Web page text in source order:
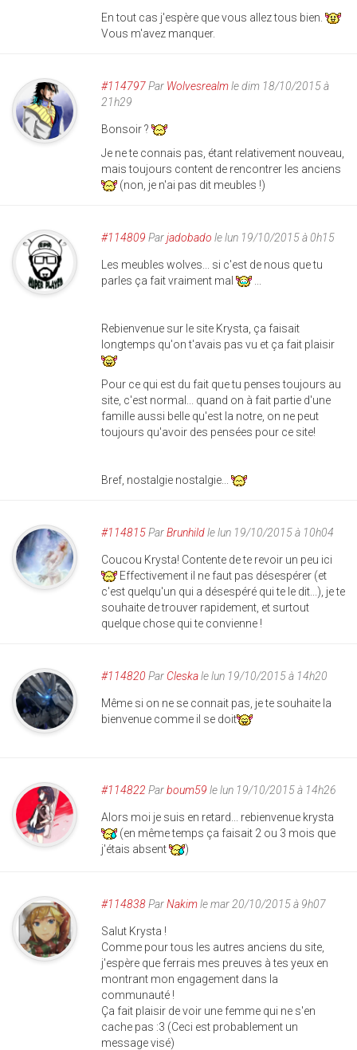
En tout cas j'espère que vous allez tous bien.
Vous m'avez manquer.
#114797Par Wolvesrealmle dim 18/10/2015 à
21h29
Bonsoir ?
Je ne te connais pas, étant relativement nouveau,
mais toujours content de rencontrer les anciens
(non, je n'ai pas dit meubles !)
#114809 Parjadobado le lun 19/10/2015 à 0h15
Les meubles wolves... si c'est de nous que tu
parles ça fait vraiment mal
Rebienvenue sur le site Krysta, ça faisait
longtemps qu'on t'avais pas vu et ça fait plaisir
Pour ce qui est du fait que tu penses toujours au
site, c'est normal... quand on à fait partie d'une
famille aussi belle qu'est la notre, on ne peut
toujours qu'avoir des pensées pour ce site!
Bref, nostalgie nostalgie...
#114815ParBrunhildle lun 19/10/2015 à 10h04
Coucou Krysta! Contente de te revoir un peu ici
Effectivement il ne faut pas désespérer (et
c'est quelqu'un qui a désespéré qui te le dit...), je te
souhaite de trouver rapidement, et surtout
quelque chose qui te convienne !
#114820 Par Cleskale lun 19/10/2015 à 14h20
Même si on ne se connait pas, je te souhaite la
bienvenue comme il se doit
#114822 Parboum59 le lun 19/10/2015 à 14h26
Alors moi je suis en retard... rebienvenue krysta
(en même temps ça faisait 2 ou 3 mois que
j'étais absent
)
#114838ParNakimle mar 20/10/2015 à 9h07
Salut Krysta !
Comme pour tous les autres anciens du site,
j'espère que ferrais mes preuves à tes yeux en
montrant mon engagement dans la
communauté !
Ça fait plaisir de voir une femme qui ne s'en
cache pas :3 (Ceci est probablement un
message visé)